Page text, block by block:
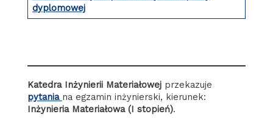
dyplomowej
Katedra Inżynierii Materiałowejprzekazuje
pytania na egzamin inżynierski, kierunek:
Inżynieria Materiałowa (I stopień).